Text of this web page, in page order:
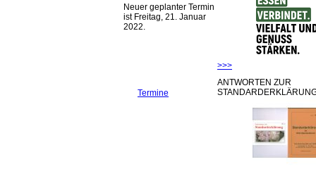
Neuer geplanter Termin
ist Freitag, 21. Januar
2022.
Termine
>>>
ANTWORTEN ZUR